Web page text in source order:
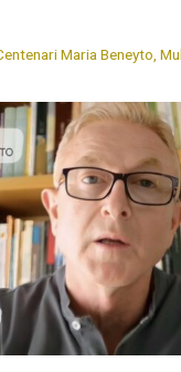
Maria Beneyto,